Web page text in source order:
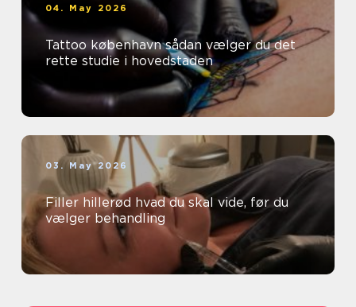
04. May 2026
Tattoo københavn sådan vælger du det
rette studie i hovedstaden
03. May 2026
Filler hillerød hvad du skal vide, før du
vælger behandling